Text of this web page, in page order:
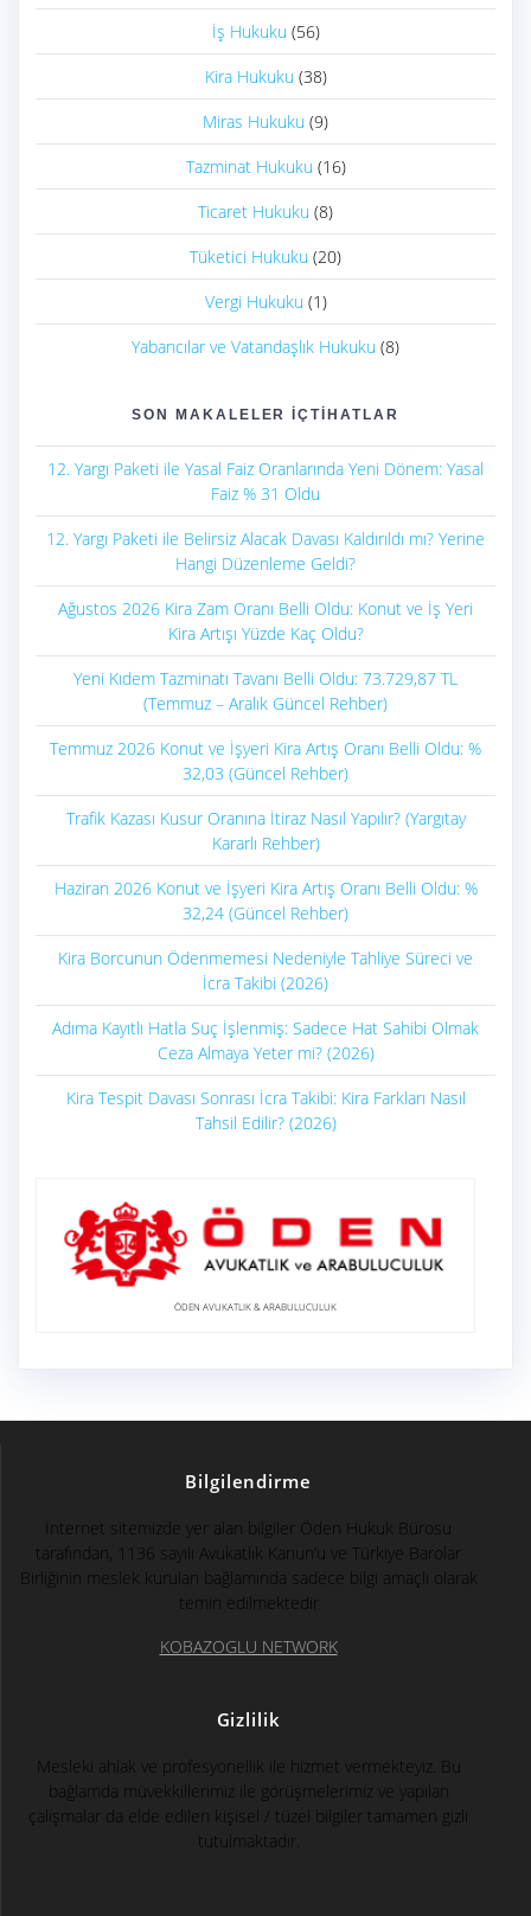
İş Hukuku (56)
Kira Hukuku (38)
Miras Hukuku (9)
Tazminat Hukuku (16)
Ticaret Hukuku (8)
Tüketici Hukuku (20)
Vergi Hukuku (1)
Yabancılar ve Vatandaşlık Hukuku (8)
SON MAKALELER İÇTIHATLAR
12. Yargı Paketi ile Yasal Faiz Oranlarında Yeni Dönem: Yasal
Faiz % 31 Oldu
12. Yargı Paketi ile Belirsiz Alacak Davası Kaldırıldı mı? Yerine
Hangi Düzenleme Geldi?
Ağustos 2026 Kira Zam Oranı Belli Oldu: Konut ve İş Yeri
Kira Artışı Yüzde Kaç Oldu?
Yeni Kıdem Tazminatı Tavanı Belli Oldu: 73.729,87 TL
(Temmuz – Aralık Güncel Rehber)
Temmuz 2026 Konut ve İşyeri Kira Artış Oranı Belli Oldu: %
32,03 (Güncel Rehber)
Trafik Kazası Kusur Oranına İtiraz Nasıl Yapılır? (Yargıtay
Kararlı Rehber)
Haziran 2026 Konut ve İşyeri Kira Artış Oranı Belli Oldu: %
32,24 (Güncel Rehber)
Kira Borcunun Ödenmemesi Nedeniyle Tahliye Süreci ve
İcra Takibi (2026)
Adıma Kayıtlı Hatla Suç İşlenmiş: Sadece Hat Sahibi Olmak
Ceza Almaya Yeter mi? (2026)
Kira Tespit Davası Sonrası İcra Takibi: Kira Farkları Nasıl
Tahsil Edilir? (2026)
ÖDEN AVUKATLIK & ARABULUCULUK
Bilgilendirme
İnternet sitemizde yer alan bilgiler Öden Hukuk Bürosu
tarafından, 1136 sayılı Avukatlık Kanun’u ve Türkiye Barolar
Birliğinin meslek kuruları bağlamında sadece bilgi amaçlı olarak
temin edilmektedir
KOBAZOGLU NETWORK
Gizlilik
Mesleki ahlak ve profesyonellik ile hizmet vermekteyiz. Bu
bağlamda müvekkillerimiz ile görüşmelerimiz ve yapılan
çalışmalar da elde edilen kişisel / tüzel bilgiler tamamen gizli
tutulmaktadır.